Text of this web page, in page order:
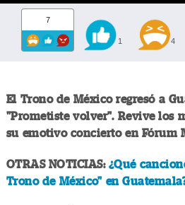
7
1 4
El Trono de México regresó a
"Prometiste volver". Revive los
su emotivo concierto en Fórum
OTRAS NOTICIAS: ¿Qué
Trono de México" en